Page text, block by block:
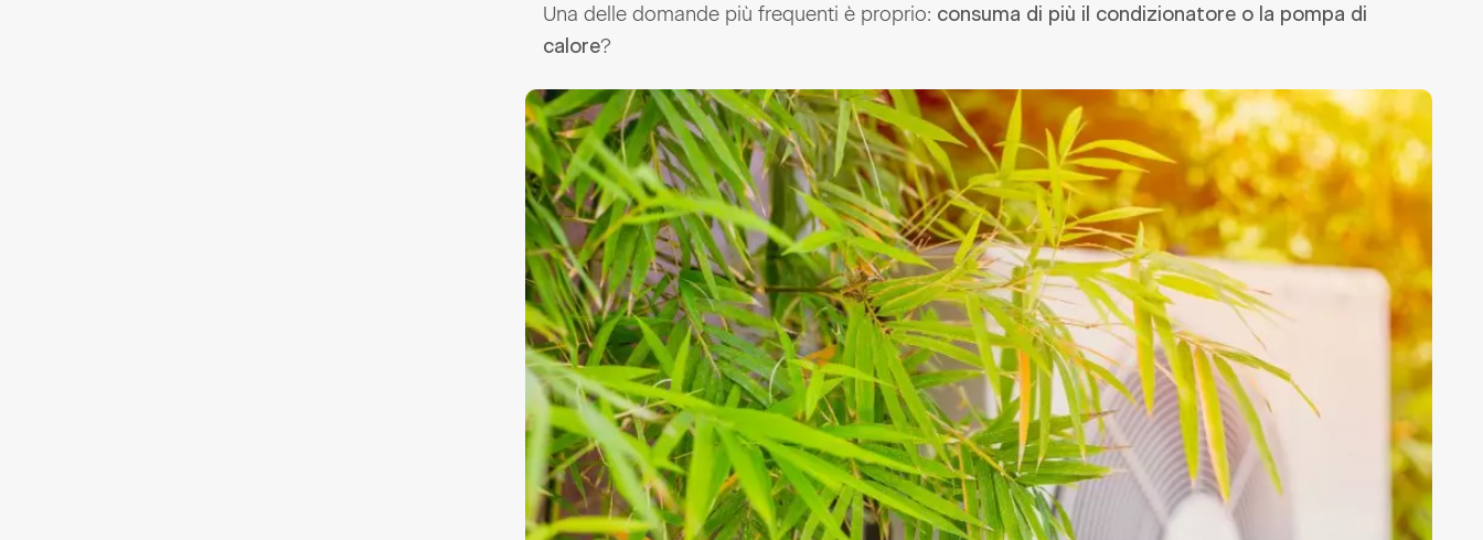
Una delle domande più frequenti è proprio: consuma di più il condizionatore o la pompa di
calore?